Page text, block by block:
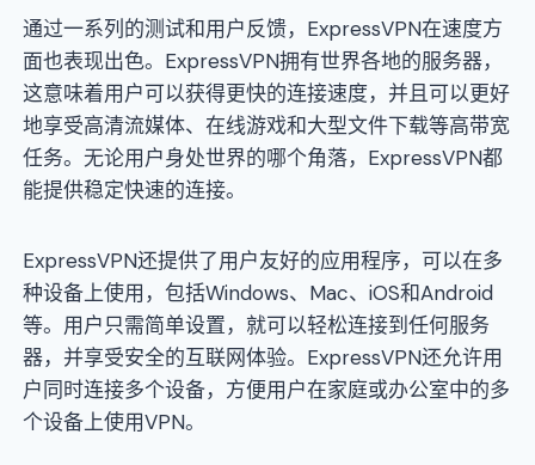
通过一系列的测试和用户反馈，ExpressVPN在速度方
面也表现出色。ExpressVPN拥有世界各地的服务器，
这意味着用户可以获得更快的连接速度，并且可以更好
地享受高清流媒体、在线游戏和大型文件下载等高带宽
任务。无论用户身处世界的哪个角落，ExpressVPN都
能提供稳定快速的连接。
ExpressVPN还提供了用户友好的应用程序，可以在多
种设备上使用，包括Windows、Mac、iOS和Android
等。用户只需简单设置，就可以轻松连接到任何服务
器，并享受安全的互联网体验。ExpressVPN还允许用
户同时连接多个设备，方便用户在家庭或办公室中的多
个设备上使用VPN。